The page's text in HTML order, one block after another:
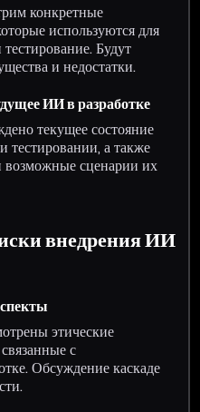
конкретные
используются для
Будут
и недостатки.
ИИ в разработке
текущее состояние
тестировании, а также
возможные сценарии их
внедрения ИИ
этические
с
Обсуждение каскаде